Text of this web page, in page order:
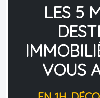
LES 5
VOUS